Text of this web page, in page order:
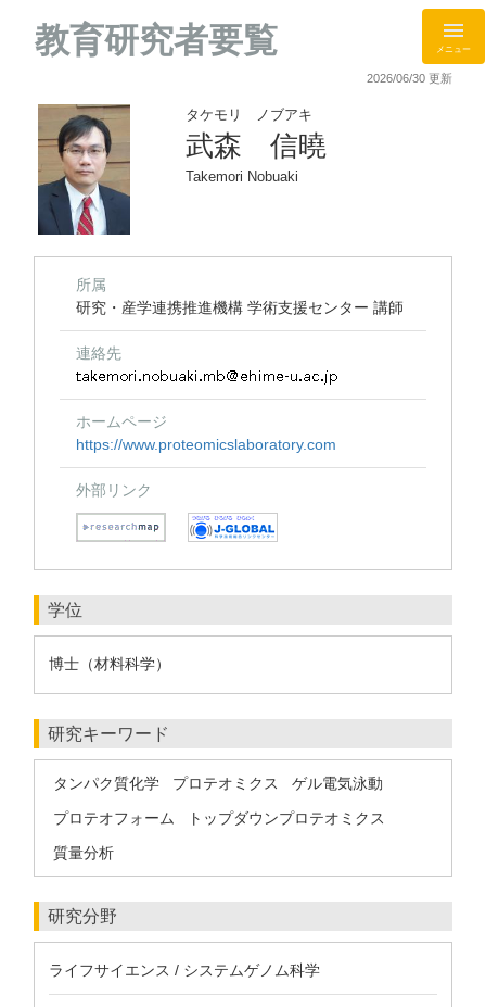
教育研究者要覧 メニュー
2026/06/30 更新
タケモリ ノブアキ
武森 信曉
Takemori Nobuaki
所属
研究・産学連携推進機構 学術支援センター 講師
連絡先
ホームページ
https://www.proteomicslaboratory.com
外部リンク
学位
博士（材料科学）
研究キーワード
タンパク質化学 プロテオミクス
ゲル電気泳動
プロテオフォーム
トップダウンプロテオミクス
質量分析
研究分野
ライフサイエンス / システムゲノム科学